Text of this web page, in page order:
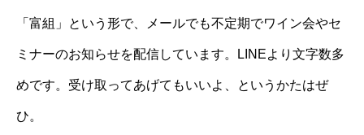
「富組」という形で、メールでも不定期でワイン会やセ
ミナーのお知らせを配信しています。LINEより文字数多
めです。受け取ってあげてもいいよ、というかたはぜ
ひ。